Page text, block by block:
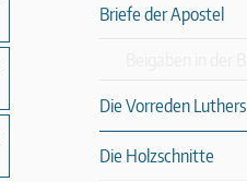
Briefe der Apostel
Die Vorreden Luthers
Die Holzschnitte